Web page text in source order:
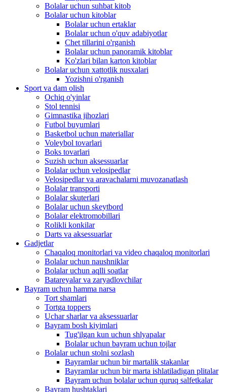
Bolalar uchun suhbat kitob
Bolalar uchun kitoblar
Bolalar uchun ertaklar
Bolalar uchun o'quv adabiyotlar
Chet tillarini o'rganish
Bolalar uchun panoramik kitoblar
Ko'zlari bilan karton kitoblar
Bolalar uchun xattotlik nusxalari
Yozishni o'rganish
Sport va dam olish
Ochiq o'yinlar
Stol tennisi
Gimnastika jihozlari
Futbol buyumlari
Basketbol uchun materiallar
Voleybol tovarlari
Boks tovarlari
Suzish uchun aksessuarlar
Bolalar uchun velosipedlar
Velosipedlar va aravachalarni muvozanatlash
Bolalar transporti
Bolalar skuterlari
Bolalar uchun skeytbord
Bolalar elektromobillari
Rolikli konkilar
Darts va aksessuarlar
Gadjetlar
Chaqaloq monitorlari va video chaqaloq monitorlari
Bolalar uchun naushniklar
Bolalar uchun aqlli soatlar
Batareyalar va zaryadlovchilar
Bayram uchun hamma narsa
Tort shamlari
Tortga toppers
Uchar sharlar va aksessuarlar
Bayram bosh kiyimlari
Tug'ilgan kun uchun shlyapalar
Bolalar uchun bayram uchun tojlar
Bolalar uchun stolni sozlash
Bayramlar uchun bir martalik stakanlar
Bayramlar uchun bir marta ishlatiladigan plitalar
Bayram uchun bolalar uchun quruq salfetkalar
Bayram hushtaklari